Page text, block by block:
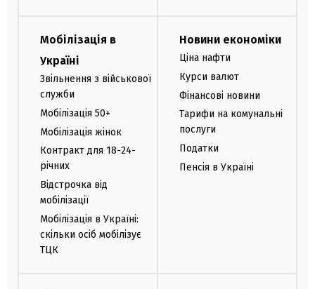
Мобілізація в
Україні
Звільнення з військової
служби
Мобілізація 50+
Мобілізація жінок
Контракт для 18-24-
річних
Відстрочка від
мобілізації
Мобілізація в Україні:
скільки осіб мобілізує
ТЦК
Новини економіки
Ціна нафти
Курси валют
Фінансові новини
Тарифи на комунальні
послуги
Податки
Пенсія в Україні